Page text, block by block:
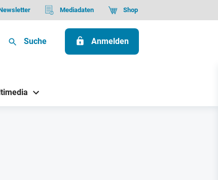
Mediadaten Shop
Suche Anmelden